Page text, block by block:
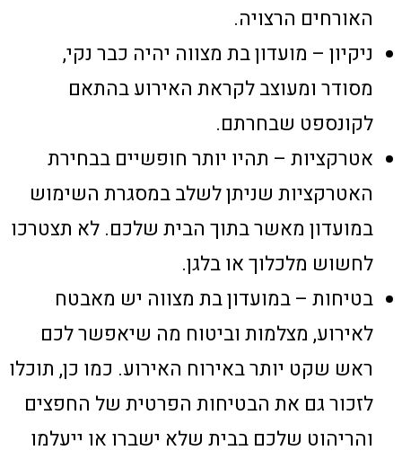
האורחים הרצויה.
ניקיון – מועדון בת מצווה יהיה כבר נקי,
מסודר ומעוצב לקראת האירוע בהתאם
לקונספט שבחרתם.
אטרקציות – תהיו יותר חופשיים בבחירת
האטרקציות שניתן לשלב במסגרת השימוש
במועדון מאשר בתוך הבית שלכם. לא תצטרכו
לחשוש מלכלוך או בלגן.
בטיחות – במועדון בת מצווה יש מאבטח
לאירוע, מצלמות וביטוח מה שיאפשר לכם
ראש שקט יותר באירוח האירוע. כמו כן, תוכלו
לזכור גם את הבטיחות הפרטית של החפצים
והריהוט שלכם בבית שלא ישברו או ייעלמו